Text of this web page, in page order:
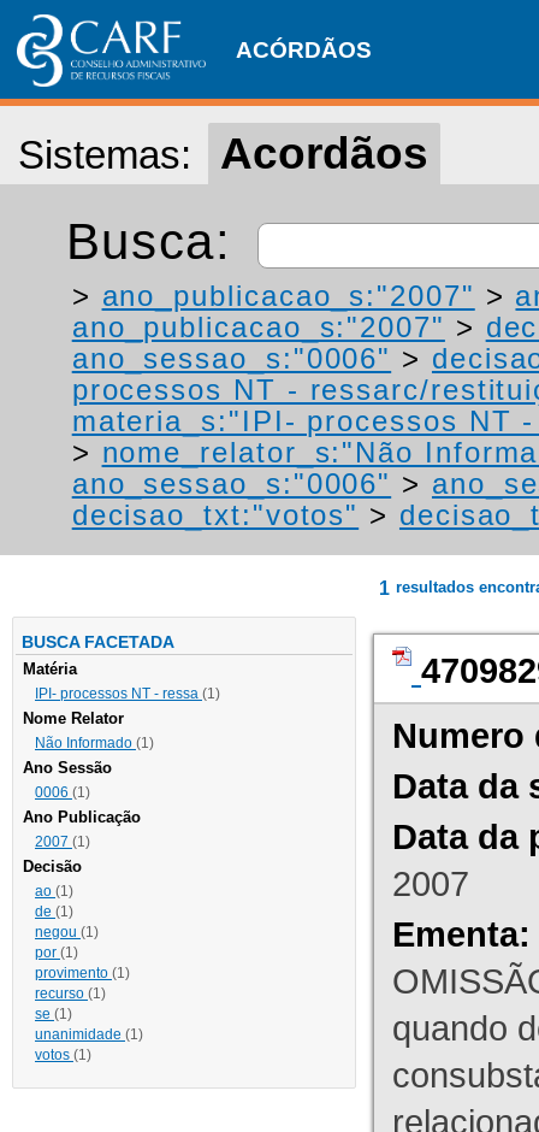
ACÓRDÃOS
Sistemas: Acordãos
Busca:
> ano_publicacao_s:"2007" >
ano_publicacao_s:"2007" >
ano_sessao_s:"0006" >
processos NT - ressarc/
materia_s:"IPI- processos NT
> nome_relator_s:"Não
ano_sessao_s:"0006" >
decisao_txt:"votos" >
BUSCA FACETADA
Matéria
IPI- processos NT - ressa (1)
Nome Relator
Não Informado (1)
Ano Sessão
0006 (1)
Ano Publicação
2007 (1)
Decisão
ao (1)
de (1)
negou (1)
por (1)
provimento (1)
recurso (1)
se (1)
unanimidade (1)
votos (1)
1 resultados
Numero
Data da
Data da
2007
Ementa:
quando